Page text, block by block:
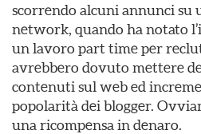
scorrendo alcuni annunci su
network, quando ha notato
un lavoro part time per
avrebbero dovuto mettere
contenuti sul web ed
popolarità dei blogger.
una ricompensa in denaro.